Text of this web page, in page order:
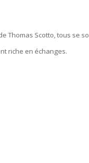
Scotto, tous se
riche en échanges.